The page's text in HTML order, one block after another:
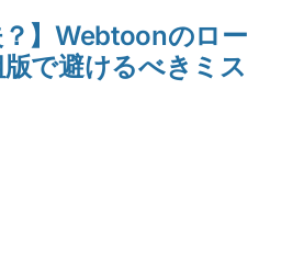
？】Webtoonのロー
で避けるべきミス